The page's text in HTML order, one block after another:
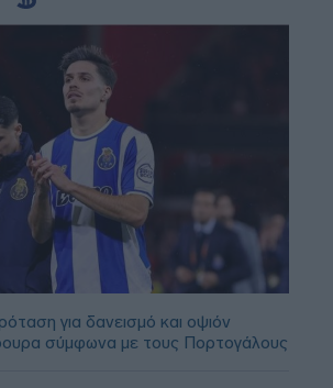
για δανεισμό και οψιόν
σύμφωνα με τους Πορτογάλους